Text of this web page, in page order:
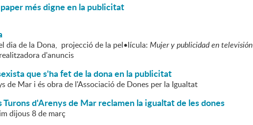
més digne en la publicitat
dia de la Dona, projecció de la pel•lícula: Mujer y publicidad en televisión
d'anuncis
que s'ha fet de la dona en la publicitat
de Mar i és obra de l'Associació de Dones per la Igualtat
Turons d'Arenys de Mar reclamen la igualtat de les dones
dijous 8 de març